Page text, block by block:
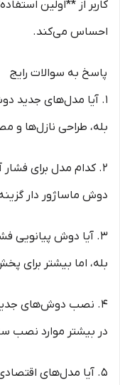
کاربر از **اولین
احساس می‌کند.
پاسخ به سوالات رایج
1. آیا مدل‌های جدید دوش واقعاً بهتر هستند؟
بله، طراحی نازل‌ها و
2. کدام مدل برای فشار آب کم مناسب‌تر است؟
دوش ماساژور دار
3. آیا دوش پیانویی فشار خوبی دارد؟
بله، اما بیشتر برای
4. نصب دوش‌های جدید سخت است؟
در بیشتر موارد نصب
5. آیا مدل‌های اقتصادی هم کیفیت دارند؟